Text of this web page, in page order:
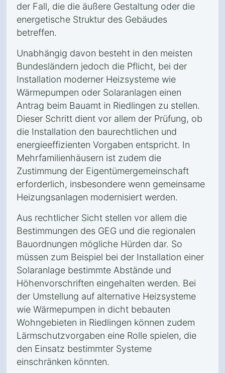
der Fall, die die äußere Gestaltung oder die
energetische Struktur des Gebäudes
betreffen.
Unabhängig davon besteht in den meisten
Bundesländern jedoch die Pflicht, bei der
Installation moderner Heizsysteme wie
Wärmepumpen oder Solaranlagen einen
Antrag beim Bauamt in Riedlingen zu stellen.
Dieser Schritt dient vor allem der Prüfung, ob
die Installation den baurechtlichen und
energieeffizienten Vorgaben entspricht. In
Mehrfamilienhäusern ist zudem die
Zustimmung der Eigentümergemeinschaft
erforderlich, insbesondere wenn gemeinsame
Heizungsanlagen modernisiert werden.
Aus rechtlicher Sicht stellen vor allem die
Bestimmungen des GEG und die regionalen
Bauordnungen mögliche Hürden dar. So
müssen zum Beispiel bei der Installation einer
Solaranlage bestimmte Abstände und
Höhenvorschriften eingehalten werden. Bei
der Umstellung auf alternative Heizsysteme
wie Wärmepumpen in dicht bebauten
Wohngebieten in Riedlingen können zudem
Lärmschutzvorgaben eine Rolle spielen, die
den Einsatz bestimmter Systeme
einschränken könnten.